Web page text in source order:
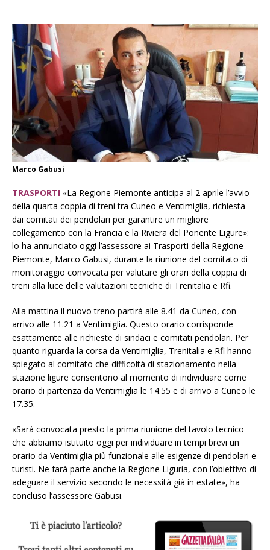
Marco Gabusi
TRASPORTI «La Regione Piemonte anticipa al 2 aprile l’avvio
della quarta coppia di treni tra Cuneo e Ventimiglia, richiesta
dai comitati dei pendolari per garantire un migliore
collegamento con la Francia e la Riviera del Ponente Ligure»:
lo ha annunciato oggi l’assessore ai Trasporti della Regione
Piemonte, Marco Gabusi, durante la riunione del comitato di
monitoraggio convocata per valutare gli orari della coppia di
treni alla luce delle valutazioni tecniche di Trenitalia e Rfi.
Alla mattina il nuovo treno partirà alle 8.41 da Cuneo, con
arrivo alle 11.21 a Ventimiglia. Questo orario corrisponde
esattamente alle richieste di sindaci e comitati pendolari. Per
quanto riguarda la corsa da Ventimiglia, Trenitalia e Rfi hanno
spiegato al comitato che difficoltà di stazionamento nella
stazione ligure consentono al momento di individuare come
orario di partenza da Ventimiglia le 14.55 e di arrivo a Cuneo le
17.35.
«Sarà convocata presto la prima riunione del tavolo tecnico
che abbiamo istituito oggi per individuare in tempi brevi un
orario da Ventimiglia più funzionale alle esigenze di pendolari e
turisti. Ne farà parte anche la Regione Liguria, con l’obiettivo di
adeguare il servizio secondo le necessità già in estate», ha
concluso l’assessore Gabusi.